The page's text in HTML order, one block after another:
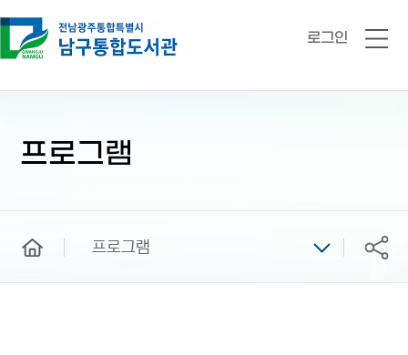
로그인
전
프로그램
프로그램 공유